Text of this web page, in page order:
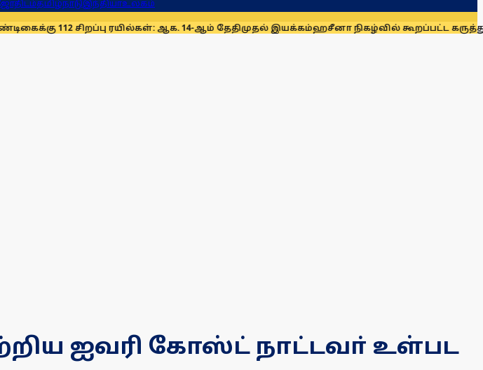
தமிழ்நாடுஇந்தியாஉலகம்
ரயில்கள்: ஆக. 14-ஆம் தேதிமுதல் இயக்கம்ஹசீனா நிகழ்வில் கூறப்பட்ட கருத்துகளை
ஐவரி கோஸ்ட் நாட்டவா் உள்பட